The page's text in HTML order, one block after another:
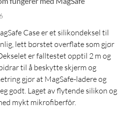
Case er et silikondeksel til
lett børstet overflate som gjør
er falltestet opptil 2 m og
til å beskytte skjerm og
gjør at MagSafe-ladere og
godt. Laget av flytende silikon og
mykt mikrofiberfôr.